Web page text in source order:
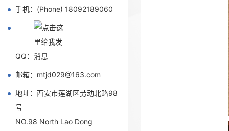
手机：(Phone) 18092189060
QQ：
邮箱：mtjd029@163.com
地址：西安市莲湖区劳动北路98
号
NO.98 North Lao Dong